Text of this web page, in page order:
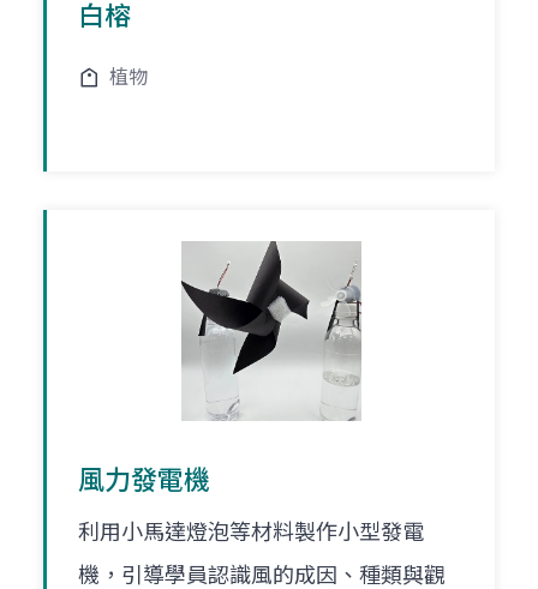
白榕
植物
風力發電機
利用小馬達燈泡等材料製作小型發電
機，引導學員認識風的成因、種類與觀